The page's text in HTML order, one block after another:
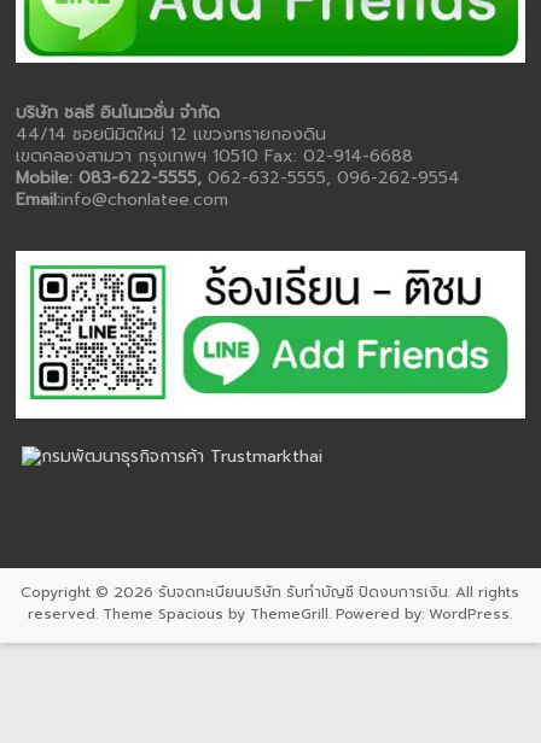
บริษัท ชลธี อินโนเวชั่น จำกัด
44/14 ซอยนิมิตใหม่ 12 แขวงทรายกองดิน
เขตคลองสามวา กรุงเทพฯ 10510 Fax: 02-914-6688
Mobile: 083-622-5555,062-632-5555, 096-262-9554
Email:info@chonlatee.com
Copyright © 2026 รับจดทะเบียนบริษัท รับทำบัญชี ปิดงบการเงิน. All rights
reserved. ThemeSpacious by ThemeGrill. Powered by:WordPress.